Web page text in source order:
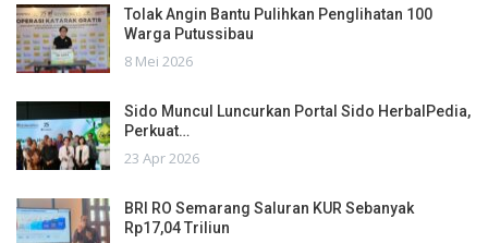
Tolak Angin Bantu Pulihkan Penglihatan 100
Warga Putussibau
8 Mei 2026
Sido Muncul Luncurkan Portal Sido HerbalPedia,
Perkuat…
23 Apr 2026
BRI RO Semarang Saluran KUR Sebanyak
Rp17,04 Triliun